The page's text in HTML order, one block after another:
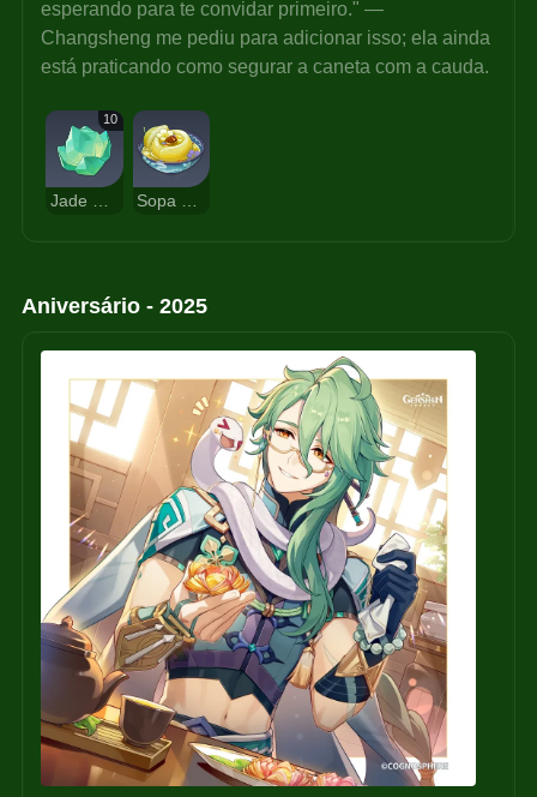
esperando para te convidar primeiro." —
Changsheng me pediu para adicionar isso; ela ainda
está praticando como segurar a caneta com a cauda.
10
Jade Cristalino Sopa Extintora
Aniversário - 2025